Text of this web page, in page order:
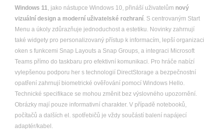
Windows 11, jako nástupce Windows 10, přináší uživatelům nový
vizuální design a moderní uživatelské rozhraní. S centrovaným Start
Menu a úkoly zdůrazňuje jednoduchost a estetiku. Novinky zahrnují
také widgety pro personalizovaný přístup k informacím, lepší organizaci
oken s funkcemi Snap Layouts a Snap Groups, a integraci Microsoft
Teams přímo do taskbaru pro efektivní komunikaci. Pro hráče nabízí
vylepšenou podporu her s technologií DirectStorage a bezpečnostní
opatření zahrnují biometrické ověřování pomocí Windows Hello.
Technické specifikace se mohou změnit bez výslovného upozornění.
Obrázky mají pouze informativní charakter. V případě notebooků,
počítačů a dalších el. spotřebičů je vždy součástí balení napájecí
adaptér/kabel.